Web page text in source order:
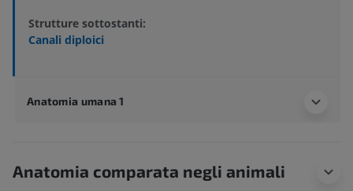
Strutture sottostanti:
Canali diploici
Anatomia umana 1
Anatomia comparata negli animali